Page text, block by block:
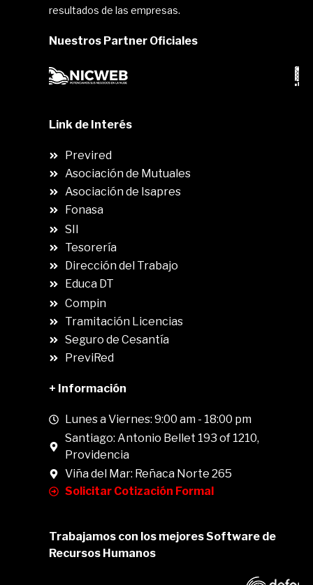
resultados de las empresas.
Nuestros Partner Oficiales
Link de Interés
Previred
Asociación de Mutuales
Asociación de Isapres
Fonasa
SII
Tesorería
Dirección del Trabajo
Educa DT
Compin
Tramitación Licencias
Seguro de Cesantía
PreviRed
+ Información
Lunes a Viernes: 9:00 am - 18:00 pm
Santiago: Antonio Bellet 193 of 1210,
Providencia
Viña del Mar: Reñaca Norte 265
Solicitar Cotización Formal
Trabajamos con los mejores Software de
Recursos Humanos